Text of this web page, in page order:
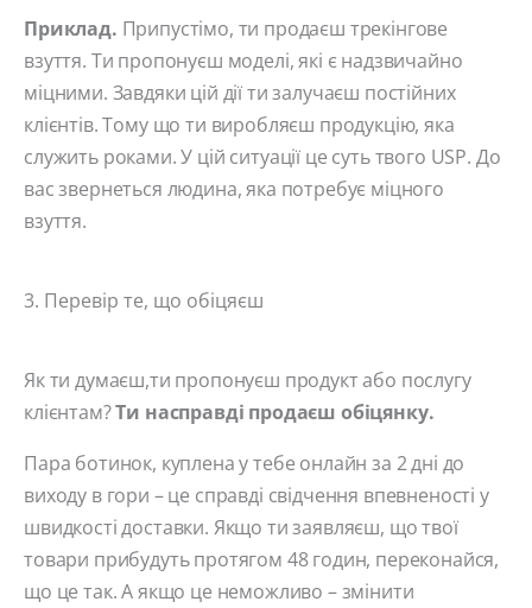
Приклад. Припустімо, ти продаєш трекінгове
взуття. Ти пропонуєш моделі, які є надзвичайно
міцними. Завдяки цій дії ти залучаєш постійних
клієнтів. Тому що ти виробляєш продукцію, яка
служить роками. У цій ситуації це суть твого USP. До
вас звернеться людина, яка потребує міцного
взуття.
3. Перевір те, що обіцяєш
Як ти думаєш,ти пропонуєш продукт або послугу
клієнтам?Ти насправді продаєш обіцянку.
Пара ботинок, куплена у тебе онлайн за 2 дні до
виходу в гори – це справді свідчення впевненості у
швидкості доставки. Якщо ти заявляєш, що твої
товари прибудуть протягом 48 годин, переконайся,
що це так. А якщо це неможливо – змінити